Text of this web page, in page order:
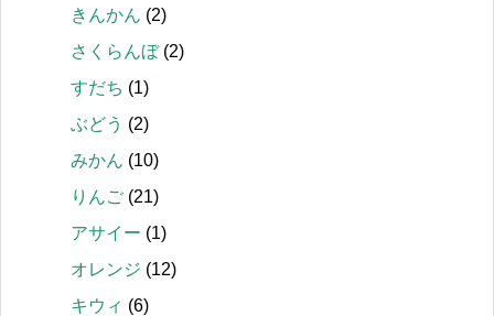
きんかん (2)
さくらんぼ(2)
すだち (1)
ぶどう (2)
みかん (10)
りんご (21)
アサイー (1)
オレンジ (12)
キウィ (6)